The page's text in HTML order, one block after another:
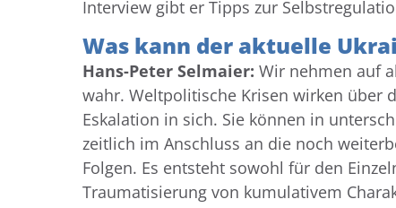
Interview gibt er Tipps zur
Was kann der aktuelle
Hans-Peter Selmaier: Wir nehmen auf
wahr. Weltpolitische Krisen wirken über
Eskalation in sich. Sie können in
zeitlich im Anschluss an die noch
Folgen. Es entsteht sowohl für den
Traumatisierung von kumulativem